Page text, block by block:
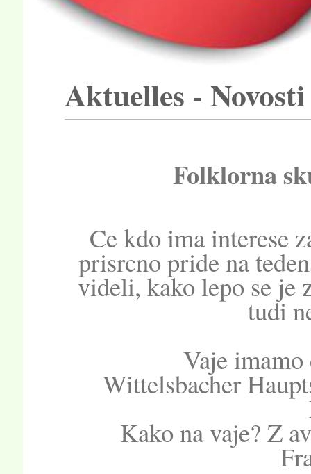
Aktuelles - Novosti
Folklorna
Ce kdo ima interese
prisrcno pride na
videli, kako lepo se
tudi
Vaje
Wittelsbacher
Kako na vaje? Z